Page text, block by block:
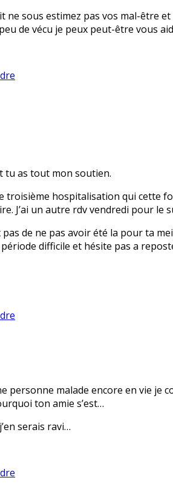
ne sous estimez pas vos mal-être
de vécu je peux peut-être vous
tu as tout mon soutien.
troisième hospitalisation qui cette
J’ai un autre rdv vendredi pour le
de ne pas avoir été la pour ta
difficile et hésite pas a
personne malade encore en vie
ton amie s’est…
serais ravi…